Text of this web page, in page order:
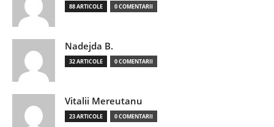
88 ARTICOLE 0 COMENTARII
Nadejda B.
32 ARTICOLE 0 COMENTARII
Vitalii Mereutanu
23 ARTICOLE 0 COMENTARII